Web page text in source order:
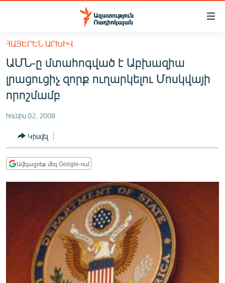
Մատչելիության
հիմնական
բովանդակությանը
հիմնական
մենյուին
ՀԱՅԱՍՏԱՆ
ՔԱՂԱՔԱԿԱՆ
ՀԱՍԱՐԱԿՈՒԹՅՈՒՆ
ՏՆՏԵՍՈՒԹՅՈՒՆ
ՂԱՐԱԲԱՂ
ՊԱՏԵՐԱԶՄԻ 6 ՇԱԲԱԹՆԵՐԸ
ՏԱՐԱԾԱՇՐՋԱՆ
ՄԻՋԱԶԳԱՅԻՆ
ՄՇԱԿՈՒՅԹ
ՍՊՈՐՏ
ՀԱՅԵՐԵՆ ԱՐԽԻՎ
ԱՄՆ-ը մտահոգված է Աբխազիա
լրացուցիչ զորք ուղարկելու Մոսկվայի
որոշմամբ
հունիս 02, 2008
Կիսվել
Ավելացրեք մեզ Google-ում